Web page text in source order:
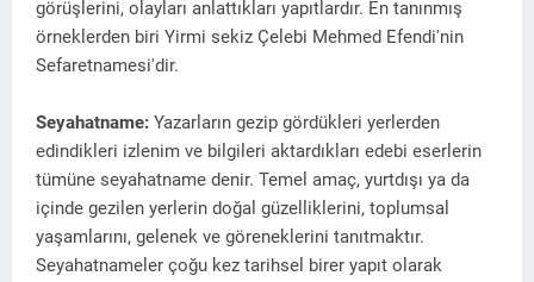
görüşlerini, olayları anlattıkları yapıtlardır. En tanınmış
örneklerden biri Yirmi sekiz Çelebi Mehmed Efendi'nin
Sefaretnamesi'dir.
Seyahatname: Yazarların gezip gördükleri yerlerden
edindikleri izlenim ve bilgileri aktardıkları edebi eserlerin
tümüne seyahatname denir. Temel amaç, yurtdışı ya da
içinde gezilen yerlerin doğal güzelliklerini, toplumsal
yaşamlarını, gelenek ve göreneklerini tanıtmaktır.
Seyahatnameler çoğu kez tarihsel birer yapıt olarak